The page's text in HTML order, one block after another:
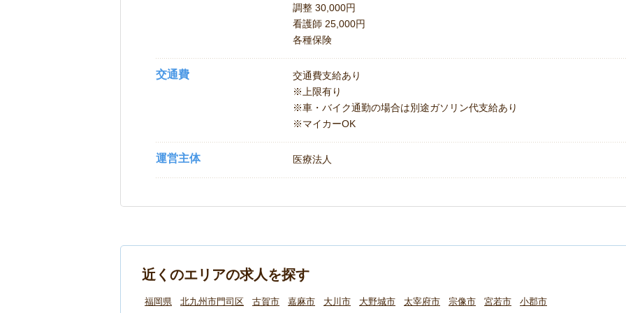
調整 30,000円
看護師 25,000円
各種保険
交通費
交通費支給あり
※上限有り
※車・バイク通勤の場合は別途ガソリン代支給あり
※マイカーOK
運営主体 医療法人
近くのエリアの求人を探す
福岡県 北九州市門司区 古賀市 嘉麻市 大川市 大野城市 太宰府市 宗像市 宮若市 小郡市